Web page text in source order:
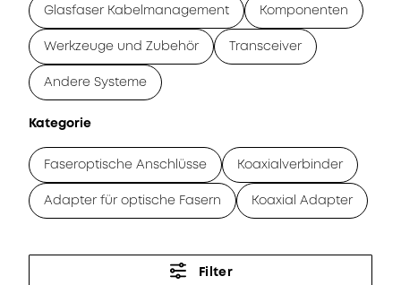
Glasfaser Kabelmanagement Komponenten
Werkzeuge und Zubehör Transceiver
Andere Systeme
Kategorie
Faseroptische Anschlüsse Koaxialverbinder
Adapter für optische Fasern Koaxial Adapter
Filter